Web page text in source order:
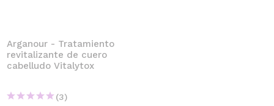
Arganour - Tratamiento
revitalizante de cuero
cabelludo Vitalytox
(3)